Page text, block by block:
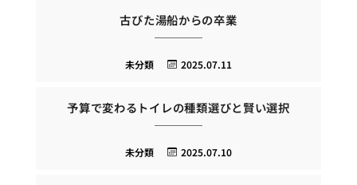
古びた湯船からの卒業
2025.07.11
未分類
予算で変わるトイレの種類選びと賢い選択
2025.07.10
未分類